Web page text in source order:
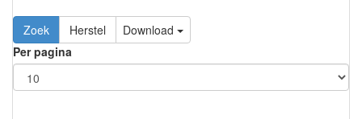
Download
Per pagina